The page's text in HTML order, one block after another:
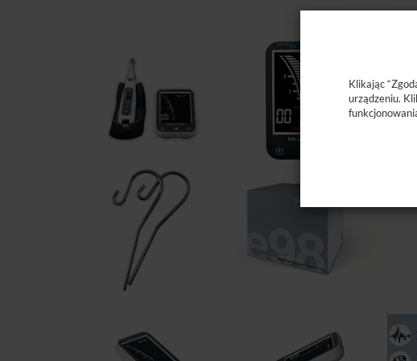
Klikając
urządzeniu.